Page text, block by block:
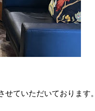
ていただいております。